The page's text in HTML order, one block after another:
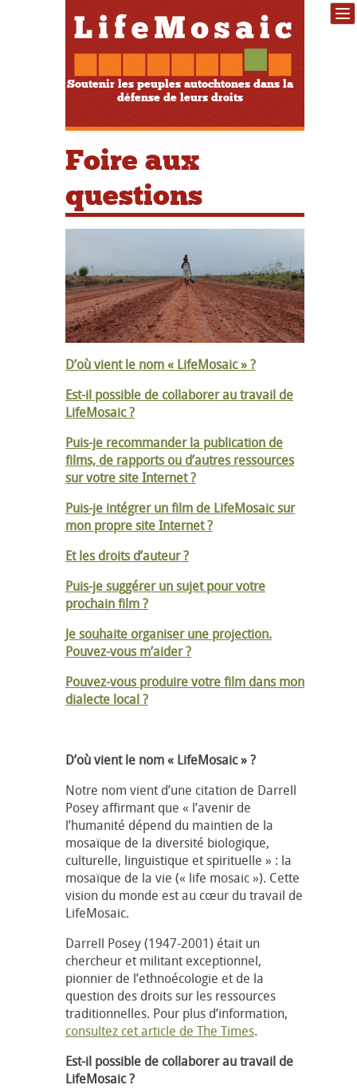
Soutenir les peuples autochtones dans la
défense de leurs droits
Foire aux
questions
D’où vient le nom « LifeMosaic » ?
Est-il possible de collaborer au travail de
LifeMosaic ?
Puis-je recommander la publication de
films, de rapports ou d’autres ressources
sur votre site Internet ?
Puis-je intégrer un film de LifeMosaic sur
mon propre site Internet ?
Et les droits d’auteur ?
Puis-je suggérer un sujet pour votre
prochain film ?
Je souhaite organiser une projection.
Pouvez-vous m’aider ?
Pouvez-vous produire votre film dans mon
dialecte local ?
D’où vient le nom « LifeMosaic » ?
Notre nom vient d’une citation de Darrell
Posey affirmant que « l’avenir de
l’humanité dépend du maintien de la
mosaïque de la diversité biologique,
culturelle, linguistique et spirituelle » : la
mosaïque de la vie (« life mosaic »). Cette
vision du monde est au cœur du travail de
LifeMosaic.
Darrell Posey (1947-2001) était un
chercheur et militant exceptionnel,
pionnier de l’ethnoécologie et de la
question des droits sur les ressources
traditionnelles. Pour plus d’information,
consultez cet article de The Times.
Est-il possible de collaborer au travail de
LifeMosaic ?